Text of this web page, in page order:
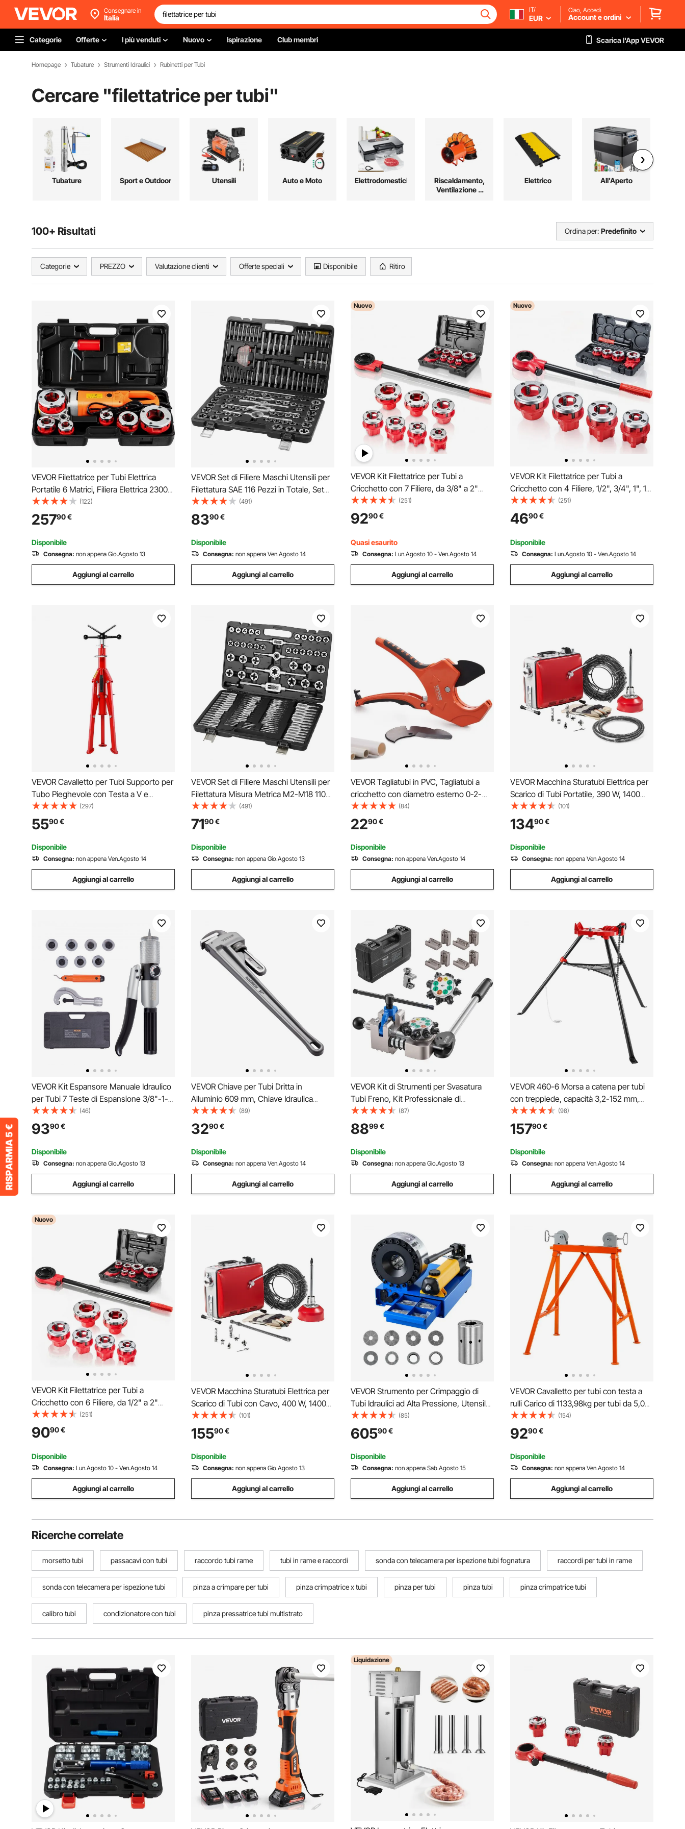
Consegnare in
Italia
IT/
EUR
Ciao, Accedi
Account e ordini
Categorie Offerte I più venduti Nuovo Ispirazione Club membri Scarica l'App VEVOR
Homepage Tubature Strumenti Idraulici Rubinetti per Tubi
Cercare "filettatrice per tubi"
Tubature Sport e Outdoor Utensili Auto e Moto Elettrodomestici
Riscaldamento,
Ventilazione e
Elettrico All'Aperto
100+ Risultati Ordina per: Predefinito
Categorie PREZZO Valutazione clienti Offerte speciali Disponibile Ritiro
VEVOR Filettatrice per Tubi Elettrica
Portatile 6 Matrici, Filiera Elettrica 2300
W, Filettatrice Elettrica Portatile 22 Giri al
Min, Infila Tubi Elettrici Portatile Adatto
Per Settori di Industrie
(122)
25790€
Disponibile
Consegna: non appena Gio.Agosto 13
Aggiungi al carrello
VEVOR Set di Filiere Maschi Utensili per
Filettatura SAE 116 Pezzi in Totale, Set
per Rubinetti Matrici in Lega di Zinco
Utensili per Filettature in Valigetta
Portatile, Set di Rubinetti Chiavi 116 Pz
(491)
8390€
Disponibile
Consegna: non appena Ven.Agosto 14
Aggiungi al carrello
Nuovo
VEVOR Kit Filettatrice per Tubi a
Cricchetto con 7 Filiere, da 3/8" a 2"
NPT, Filettatrice Manuale per Tubi,
Impugnatura Comoda, Set Portatile con
Valigetta per Installazione e Riparazione
Idraulica
(251)
9290€
Quasi esaurito
Consegna: Lun.Agosto 10 - Ven.Agosto 14
Aggiungi al carrello
Nuovo
VEVOR Kit Filettatrice per Tubi a
Cricchetto con 4 Filiere, 1/2", 3/4", 1", 1-
1/4" NPT, Filettatrice Manuale per Tubi,
Impugnatura Comoda, Valigetta Portatile
per Installazione e Riparazione Idraulica
(251)
4690€
Disponibile
Consegna: Lun.Agosto 10 - Ven.Agosto 14
Aggiungi al carrello
VEVOR Cavalletto per Tubi Supporto per
Tubo Pieghevole con Testa a V e
Trasferimento a Sfera e Gambe
Pieghevoli 2500lb Altezza Regolabile da
71-132 cm
(297)
5590€
Disponibile
Consegna: non appena Ven.Agosto 14
Aggiungi al carrello
VEVOR Set di Filiere Maschi Utensili per
Filettatura Misura Metrica M2-M18 110
Pezzi in Totale, Set per Rubinetti Matrici
in Lega di Zinco Utensili per Filettature in
Valigetta, Set Rubinetti Chiavi
(491)
7190€
Disponibile
Consegna: non appena Gio.Agosto 13
Aggiungi al carrello
VEVOR Tagliatubi in PVC, Tagliatubi a
cricchetto con diametro esterno 0-2-
1/2", Utensile da taglio per tubi per
carichi pesanti con lama SK5 di ricambio
per tubi in PVC, CPVC, PP-R, PEX, PE
(84)
2290€
Disponibile
Consegna: non appena Ven.Agosto 14
Aggiungi al carrello
VEVOR Macchina Sturatubi Elettrica per
Scarico di Tubi Portatile, 390 W, 1400
giri/min, con Cavo a Molla in Acciaio,
Pulitrice per Tubi di Scarico con 6
Taglierine Diametro 50-110 mm
(101)
13490€
Disponibile
Consegna: non appena Ven.Agosto 14
Aggiungi al carrello
VEVOR Kit Espansore Manuale Idraulico
per Tubi 7 Teste di Espansione 3/8"-1-
1/8" in Valigetta, Espansore per Tubi Kit
Strumento di Pressatura HVAC in Acciaio
Temprato Tagliatubi in Lega di Alluminio
(46)
9390€
Disponibile
Consegna: non appena Gio.Agosto 13
Aggiungi al carrello
VEVOR Chiave per Tubi Dritta in
Alluminio 609 mm, Chiave Idraulica
Regolabile con Ganascia Resistenza
Impugnatura Ergonomica, Trasportabile,
Design Appeso, Chiave per Tubi per
Riparazioni Auto Tubi
(89)
3290€
Disponibile
Consegna: non appena Ven.Agosto 14
Aggiungi al carrello
VEVOR Kit di Strumenti per Svasatura
Tubi Freno, Kit Professionale di
Strumenti per Svasatura Doppia a 45°
per Tubi Sottili in Acciaio, Rame e
Alluminio da 4,76 mm, 6,35 mm, 7,94
mm, 9,52 mm, Multiuso
(87)
8899€
Disponibile
Consegna: non appena Gio.Agosto 13
Aggiungi al carrello
VEVOR 460-6 Morsa a catena per tubi
con treppiede, capacità 3,2-152 mm,
gambe in acciaio pieghevoli portatili,
morsa a catena per treppiede, ideale per
una varietà di materiali per tubi
(98)
15790€
Disponibile
Consegna: non appena Ven.Agosto 14
Aggiungi al carrello
Nuovo
VEVOR Kit Filettatrice per Tubi a
Cricchetto con 6 Filiere, da 1/2" a 2"
NPT, Filettatrice Manuale per Tubi,
Impugnatura Comoda, Set Portatile con
Valigetta per Installazione e Riparazione
Idraulica
(251)
9090€
Disponibile
Consegna: Lun.Agosto 10 - Ven.Agosto 14
Aggiungi al carrello
VEVOR Macchina Sturatubi Elettrica per
Scarico di Tubi con Cavo, 400 W, 1400
giri/min, Cavo a Molla in Acciaio, Pulitrice
per Tubi di Scarico con 6 Taglierine
Diametro 50-110 mm
(101)
15590€
Disponibile
Consegna: non appena Gio.Agosto 13
Aggiungi al carrello
VEVOR Strumento per Crimpaggio di
Tubi Idraulici ad Alta Pressione, Utensile
Manuale per Crimpatrice Idraulica
Portatile con 8 Matrici, Adatto per Tubi
del Gas, Acqua, Aria Condizionata per
Auto
(85)
60590€
Disponibile
Consegna: non appena Sab.Agosto 15
Aggiungi al carrello
VEVOR Cavalletto per tubi con testa a
rulli Carico di 1133,98kg per tubi da 5,08-
91,44cm Acciaio 45#
(154)
9290€
Disponibile
Consegna: non appena Ven.Agosto 14
Aggiungi al carrello
Ricerche correlate
morsetto tubi passacavi con tubi raccordo tubi rame tubi in rame e raccordi sonda con telecamera per ispezione tubi fognatura raccordi per tubi in rame
sonda con telecamera per ispezione tubi pinza a crimpare per tubi pinza crimpatrice x tubi pinza per tubi pinza tubi pinza crimpatrice tubi
calibro tubi condizionatore con tubi pinza pressatrice tubi multistrato
Liquidazione